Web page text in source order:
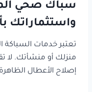
سباك صحي
واستثماراتك
تعتبر خدمات
منزلك أو منشأتك. لا
إصلاح الأعطال